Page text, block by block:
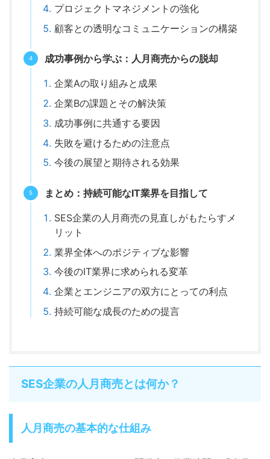
プロジェクトマネジメントの強化
顧客との透明なコミュニケーションの構築
成功事例から学ぶ：人月商売からの脱却
企業Aの取り組みと成果
企業Bの課題とその解決策
成功事例に共通する要因
失敗を避けるための注意点
今後の展望と期待される効果
まとめ：持続可能なIT業界を目指して
SES企業の人月商売の見直しがもたらすメ
リット
業界全体へのポジティブな影響
今後のIT業界に求められる変革
企業とエンジニアの双方にとっての利点
持続可能な成長のための提言
SES企業の人月商売とは何か？
人月商売の基本的な仕組み